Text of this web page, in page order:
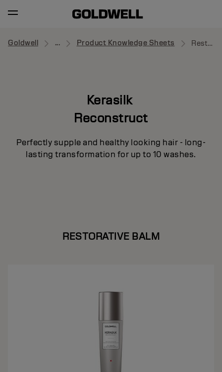
Goldwell ... Product Knowledge Sheets Restorative Balm
Kerasilk
Reconstruct
Perfectly supple and healthy looking hair - long-
lasting transformation for up to 10 washes.
RESTORATIVE BALM